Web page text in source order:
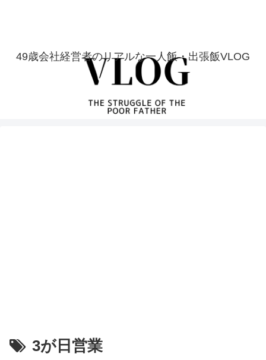
49歳会社経営者のリアルな一人飯・出張飯VLOG
3が日営業